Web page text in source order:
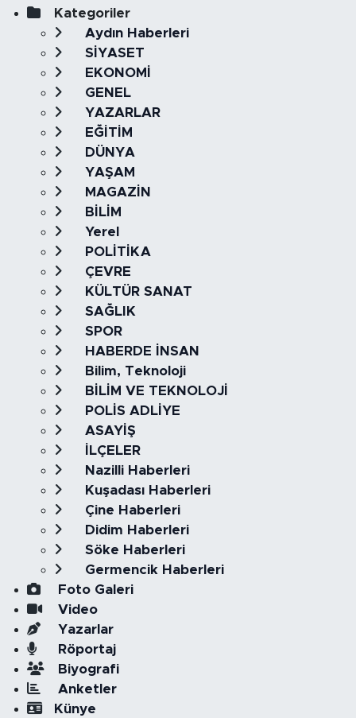
Kategoriler
Aydın Haberleri
SİYASET
EKONOMİ
GENEL
YAZARLAR
EĞİTİM
DÜNYA
YAŞAM
MAGAZİN
BİLİM
Yerel
POLİTİKA
ÇEVRE
KÜLTÜR SANAT
SAĞLIK
SPOR
HABERDE İNSAN
Bilim, Teknoloji
BİLİM VE TEKNOLOJİ
POLİS ADLİYE
ASAYİŞ
İLÇELER
Nazilli Haberleri
Kuşadası Haberleri
Çine Haberleri
Didim Haberleri
Söke Haberleri
Germencik Haberleri
Foto Galeri
Video
Yazarlar
Röportaj
Biyografi
Anketler
Künye